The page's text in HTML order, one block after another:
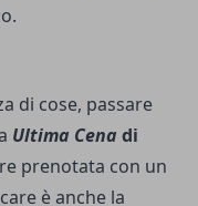
di cose, passare
Ultima Cena di
prenotata con un
è anche la